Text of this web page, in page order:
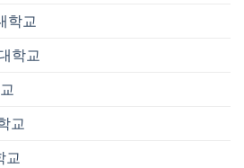
학교
학교
교
교